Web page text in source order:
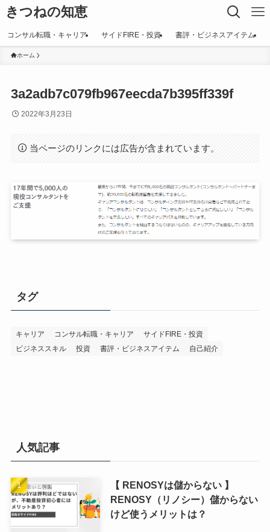
きつねの知恵
コンサル転職・キャリア サイドFIRE・投資 書評・ビジネスアイテム
ホーム
3a2adb7c079fb967eecda7b395ff339f
2022年3月23日
当ページのリンクには広告が含まれています。
タグ
キャリア コンサル転職・キャリア
サイドFIRE・投資
ビジネススキル
投資 書評・ビジネスアイテム 自己紹介
人気記事
【 RENOSYは儲からない 】
RENOSY（リノシー）儲からない
けど使うメリットは？